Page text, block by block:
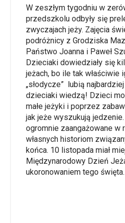
W zeszłym tygodniu w
przedszkolu odbyły się
zwyczajach jeży. Zajęcia
podróżnicy z Grodziska
Państwo Joanna i Paweł
Dzieciaki dowiedziały się
jeżach, bo ile tak właściwie
„słodycze” lubią
dzieciaki wiedzą! Dzieci
małe jeżyki i poprzez
jak jeże wyszukują
ogromnie zaangażowane w
własnych historiom
końca. 10 listopada miał
Międzynarodowy Dzień
ukoronowaniem tego święta.